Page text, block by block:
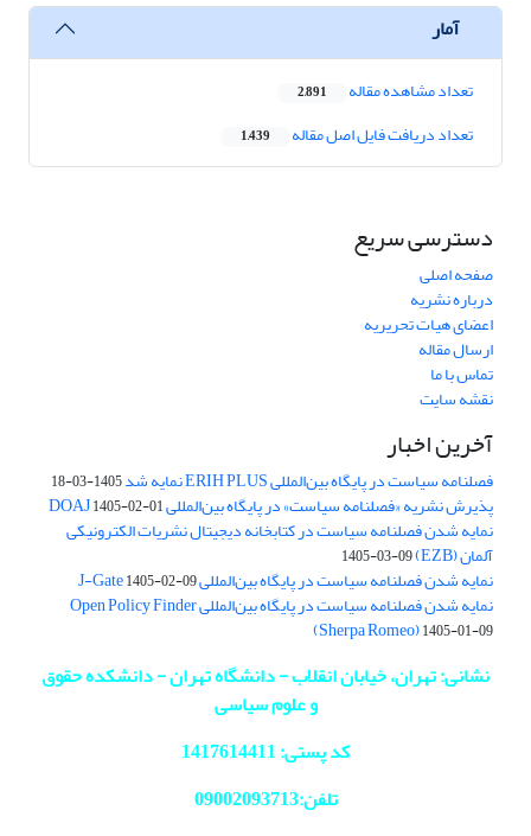
آمار
تعداد مشاهده مقاله 2,891
تعداد دریافت فایل اصل مقاله 1,439
دسترسی سریع
صفحه اصلی
درباره نشریه
اعضای هیات تحریریه
ارسال مقاله
تماس با ما
نقشه سایت
آخرین اخبار
فصلنامه سیاست در پایگاه بین‌المللی ERIH PLUS نمایه شد 1405-03-18
پذیرش نشریه «فصلنامه سیاست» در پایگاه بین‌المللی DOAJ1405-02-01
نمایه شدن فصلنامه سیاست در کتابخانه دیجیتال نشریات الکترونیکی
آلمان (EZB) 1405-03-09
نمایه شدن فصلنامه سیاست در پایگاه بین‌المللی J-Gate1405-02-09
نمایه شدن فصلنامه سیاست در پایگاه بین‌المللی Open Policy Finder
(Sherpa Romeo)1405-01-09
نشانی: تهران، خیابان انقلاب - دانشگاه تهران - دانشکده حقوق
و علوم سیاسی
کد پستی: 1417614411
تلفن:09002093713